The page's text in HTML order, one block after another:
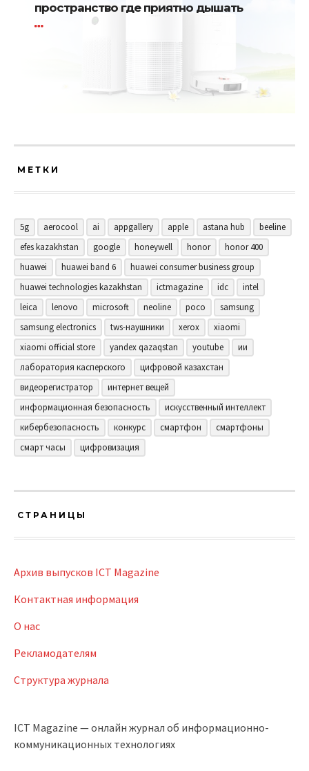
пространство где приятно дышать
МЕТКИ
5g aerocool ai appgallery apple astana hub
beeline
efes kazakhstan
google honeywell honor
honor 400
huawei
huawei band 6
huawei consumer business group
huawei technologies kazakhstan
ictmagazine idc
intel
leica
lenovo microsoft neoline poco
samsung
samsung electronics
tws-наушники xerox
xiaomi
xiaomi official store
yandex qazaqstan youtube
ии
лаборатория касперского
цифровой казахстан
видеорегистратор
интернет вещей
информационная безопасность
искусственный интеллект
кибербезопасность
конкурс смартфон
смартфоны
смарт часы
цифровизация
СТРАНИЦЫ
Архив выпусков ICT Magazine
Контактная информация
О нас
Рекламодателям
Структура журнала
ICT Magazine — онлайн журнал об информационно-
коммуникационных технологиях